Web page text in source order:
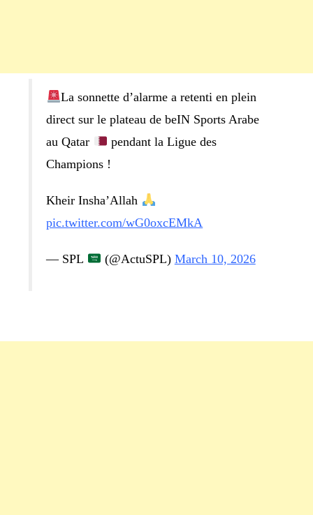
La sonnette d’alarme a retenti en plein
direct sur le plateau de beIN Sports Arabe
au Qatar
pendant la Ligue des
Champions !
Kheir Insha’Allah
pic.twitter.com/wG0oxcEMkA
— SPL (@ActuSPL) March 10, 2026